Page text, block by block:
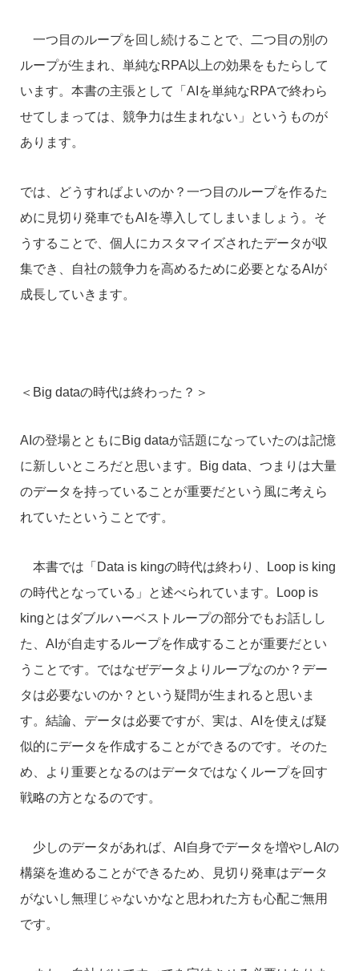
一つ目のループを回し続けることで、二つ目の別の
ループが生まれ、単純なRPA以上の効果をもたらして
います。本書の主張として「AIを単純なRPAで終わら
せてしまっては、競争力は生まれない」というものが
あります。
では、どうすればよいのか？一つ目のループを作るた
めに見切り発車でもAIを導入してしまいましょう。そ
うすることで、個人にカスタマイズされたデータが収
集でき、自社の競争力を高めるために必要となるAIが
成長していきます。
＜Big dataの時代は終わった？＞
AIの登場とともにBig dataが話題になっていたのは記憶
に新しいところだと思います。Big data、つまりは大量
のデータを持っていることが重要だという風に考えら
れていたということです。
本書では「Data is kingの時代は終わり、Loop is king
の時代となっている」と述べられています。Loop is
kingとはダブルハーベストループの部分でもお話しし
た、AIが自走するループを作成することが重要だとい
うことです。ではなぜデータよりループなのか？デー
タは必要ないのか？という疑問が生まれると思いま
す。結論、データは必要ですが、実は、AIを使えば疑
似的にデータを作成することができるのです。そのた
め、より重要となるのはデータではなくループを回す
戦略の方となるのです。
少しのデータがあれば、AI自身でデータを増やしAIの
構築を進めることができるため、見切り発車はデータ
がないし無理じゃないかなと思われた方も心配ご無用
です。